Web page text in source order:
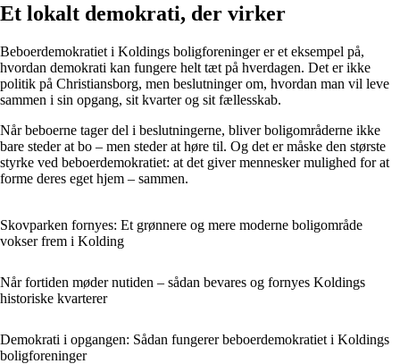
Et lokalt demokrati, der virker
Beboerdemokratiet i Koldings boligforeninger er et eksempel på,
hvordan demokrati kan fungere helt tæt på hverdagen. Det er ikke
politik på Christiansborg, men beslutninger om, hvordan man vil leve
sammen i sin opgang, sit kvarter og sit fællesskab.
Når beboerne tager del i beslutningerne, bliver boligområderne ikke
bare steder at bo – men steder at høre til. Og det er måske den største
styrke ved beboerdemokratiet: at det giver mennesker mulighed for at
forme deres eget hjem – sammen.
Skovparken fornyes: Et grønnere og mere moderne boligområde
vokser frem i Kolding
Når fortiden møder nutiden – sådan bevares og fornyes Koldings
historiske kvarterer
Demokrati i opgangen: Sådan fungerer beboerdemokratiet i Koldings
boligforeninger